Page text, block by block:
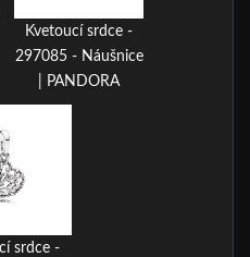
Kvetoucí srdce -
297085 - Náušnice
| PANDORA
srdce -